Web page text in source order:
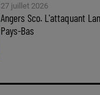
27 juillet 2026
Angers Sco. L'attaquant
Pays-Bas